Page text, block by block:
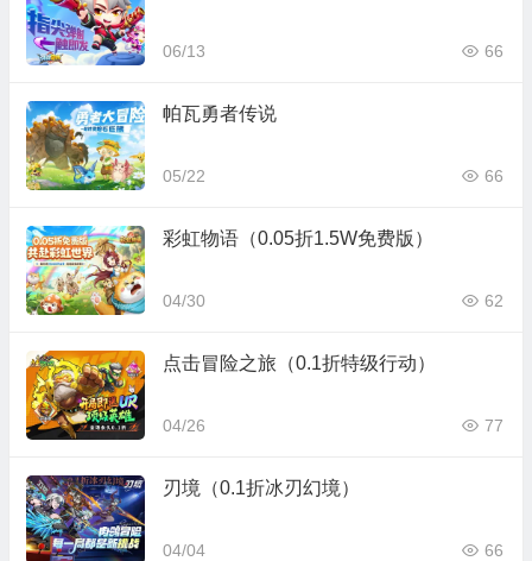
06/13 66
帕瓦勇者传说
05/22 66
彩虹物语（0.05折1.5W免费版）
04/30 62
点击冒险之旅（0.1折特级行动）
04/26 77
刃境（0.1折冰刃幻境）
04/04 66